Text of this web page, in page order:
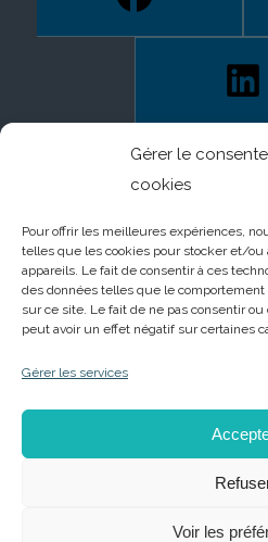
Gérer le
cookies
Pour offrir les meilleures expériences,
telles que les cookies pour stocker et/ou
appareils. Le fait de consentir à ces
des données telles que le
sur ce site. Le fait de ne pas consentir
peut avoir un effet négatif sur certaines
Gérer les services
Voir les
© Copyright - Entreprendre Ensemble |